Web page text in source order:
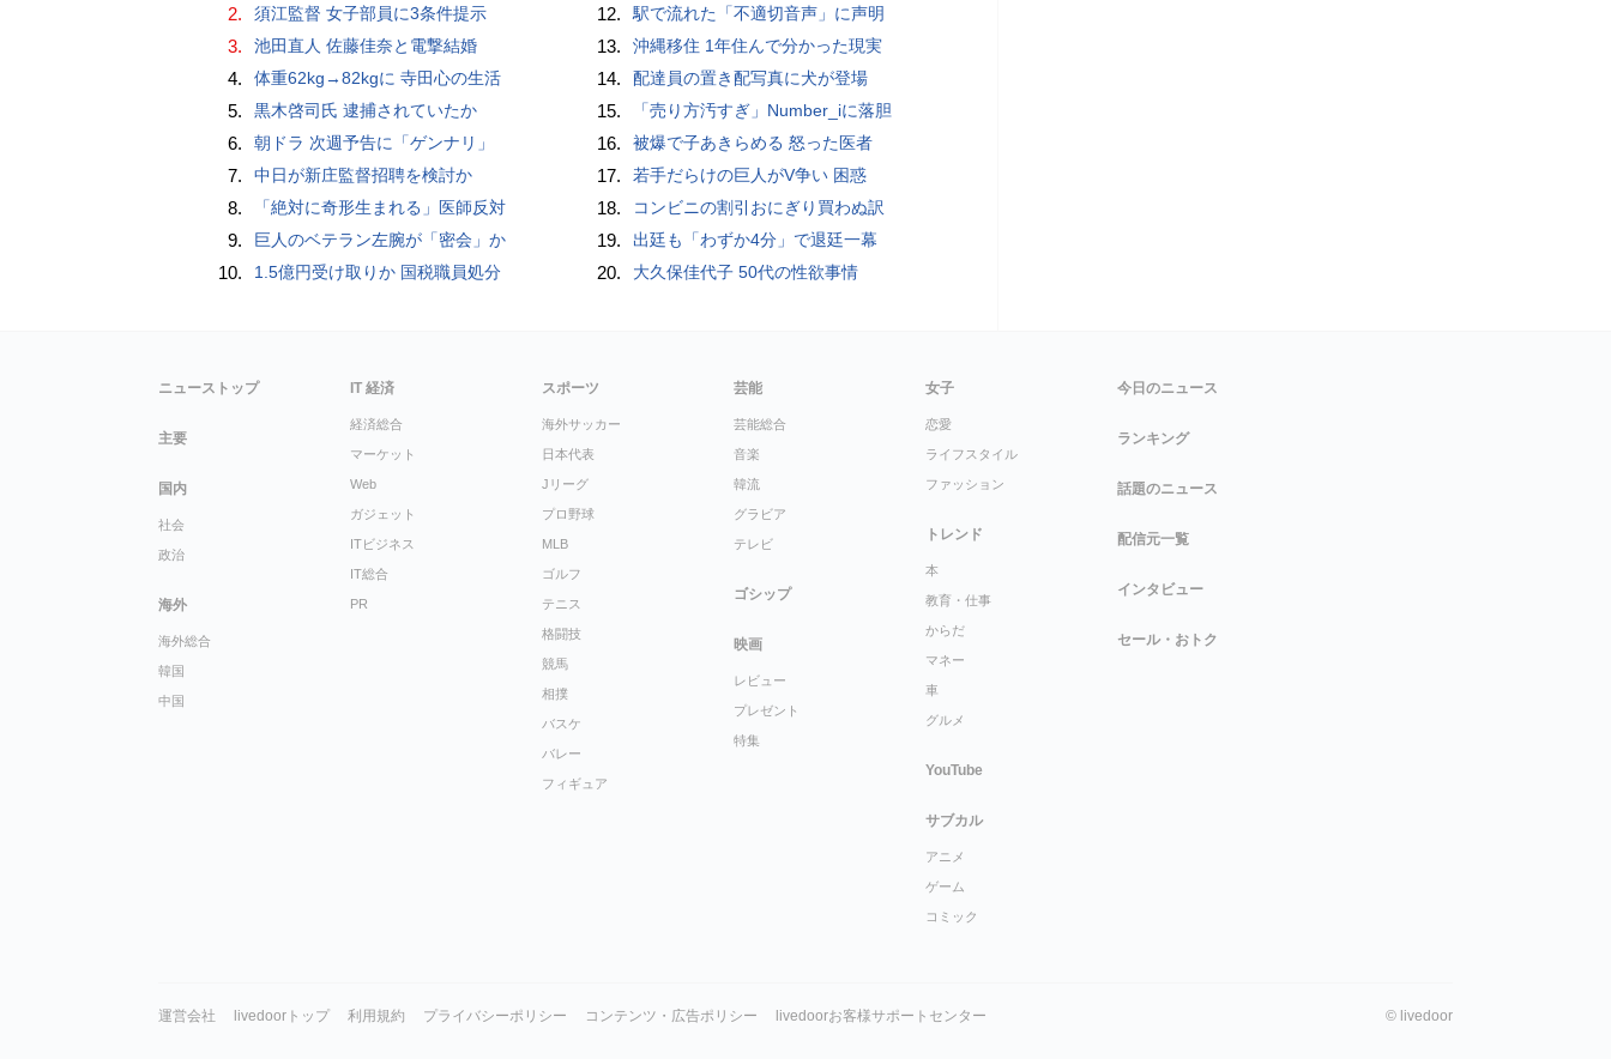
2. 須江監督 女子部員に3条件提示
3. 池田直人 佐藤佳奈と電撃結婚
4. 体重62kg→82kgに 寺田心の生活
5. 黒木啓司氏 逮捕されていたか
6. 朝ドラ 次週予告に「ゲンナリ」
7. 中日が新庄監督招聘を検討か
8. 「絶対に奇形生まれる」医師反対
9. 巨人のベテラン左腕が「密会」か
10. 1.5億円受け取りか 国税職員処分
12. 駅で流れた「不適切音声」に声明
13. 沖縄移住 1年住んで分かった現実
14. 配達員の置き配写真に犬が登場
15. 「売り方汚すぎ」Number_iに落胆
16. 被爆で子あきらめる 怒った医者
17. 若手だらけの巨人がV争い 困惑
18. コンビニの割引おにぎり買わぬ訳
19. 出廷も「わずか4分」で退廷一幕
20. 大久保佳代子 50代の性欲事情
ニューストップ
主要
国内
社会
政治
海外
海外総合
韓国
中国
IT 経済
経済総合
マーケット
Web
ガジェット
ITビジネス
IT総合
PR
スポーツ
海外サッカー
日本代表
Jリーグ
プロ野球
MLB
ゴルフ
テニス
格闘技
競馬
相撲
バスケ
バレー
フィギュア
芸能
芸能総合
音楽
韓流
グラビア
テレビ
ゴシップ
映画
レビュー
プレゼント
特集
女子
恋愛
ライフスタイル
ファッション
トレンド
本
教育・仕事
からだ
マネー
車
グルメ
YouTube
サブカル
アニメ
ゲーム
コミック
今日のニュース
ランキング
話題のニュース
配信元一覧
インタビュー
セール・おトク
運営会社 livedoorトップ 利用規約 プライバシーポリシー コンテンツ・広告ポリシー livedoorお客様サポートセンター © livedoor